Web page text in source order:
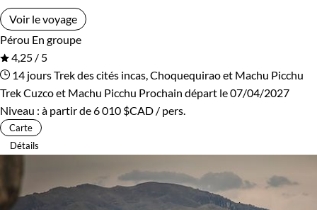
Voir le voyage
Pérou En groupe
4,25 / 5
14 joursTrek des cités incas, Choquequirao et Machu Picchu
Trek Cuzco et Machu Picchu Prochain départ le 07/04/2027
Niveau : à partir de6 010 $CAD / pers.
Carte
Détails